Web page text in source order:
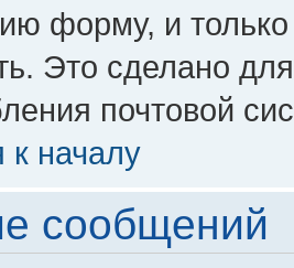
форму, и
Это сделано
почтовой
к началу
сообщений